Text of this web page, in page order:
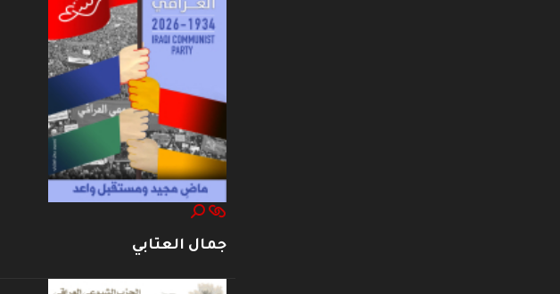
جمال العتابي